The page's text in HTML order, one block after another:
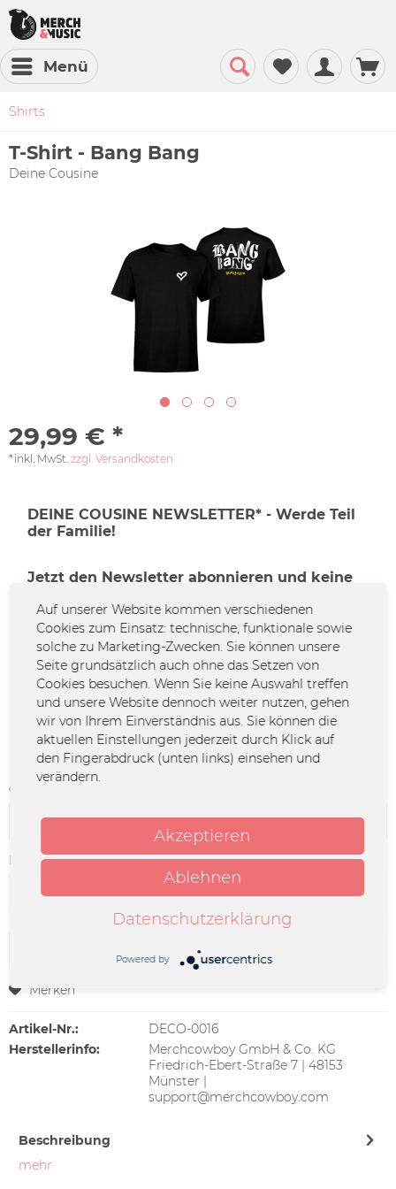
Menü
Shirts
T-Shirt - Bang Bang
Deine Cousine
29,99 € *
*inkl. MwSt. zzgl. Versandkosten
DEINE COUSINE NEWSLETTER* - Werde Teil
der Familie!
Jetzt den Newsletter abonnieren und keine
*Solltest du keine Lust mehr auf diese Aktion haben, kannst du Dich
natürlich jederzeit abmelden.
Zur Newsletter-Anmeldung
Jetzt konfigurieren
Größe:
Farbe:
In den Warenkorb
Merken
Artikel-Nr.:
DECO-0016
Herstellerinfo:
Merchcowboy GmbH & Co. KG
Friedrich-Ebert-Straße 7 | 48153
Münster |
support@merchcowboy.com
Beschreibung
mehr
Auf unserer Website kommen verschiedenen
Cookies zum Einsatz: technische, funktionale sowie
solche zu Marketing-Zwecken. Sie können unsere
Seite grundsätzlich auch ohne das Setzen von
Cookies besuchen. Wenn Sie keine Auswahl treffen
und unsere Website dennoch weiter nutzen, gehen
wir von Ihrem Einverständnis aus. Sie können die
aktuellen Einstellungen jederzeit durch Klick auf
den Fingerabdruck (unten links) einsehen und
verändern.
Akzeptieren
Ablehnen
Datenschutzerklärung
Powered by